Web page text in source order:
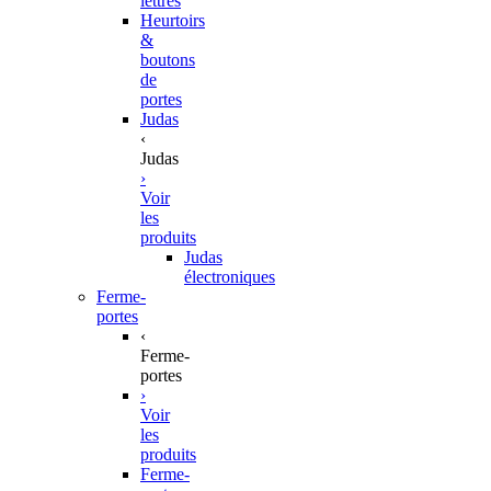
Heurtoirs
&
boutons
de
portes
Judas
‹
Judas
›
Voir
les
produits
Judas
électroniques
Ferme-
portes
‹
Ferme-
portes
›
Voir
les
produits
Ferme-